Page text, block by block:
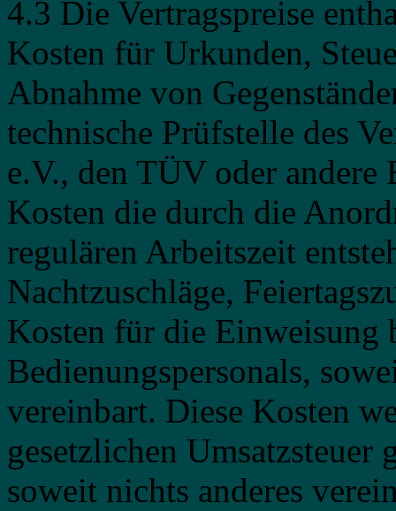
4.3 Die Vertragspreise
Kosten für Urkunden,
Abnahme von
technische Prüfstelle des
e.V., den TÜV oder
Kosten die durch die
regulären Arbeitszeit
Nachtzuschläge,
Kosten für die Einweisung
Bedienungspersonals,
vereinbart. Diese Kosten
gesetzlichen Umsatzsteuer
soweit nichts anderes